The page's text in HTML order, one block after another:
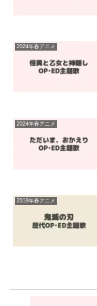
2024年春アニメ
2024年春アニメ
2019年春アニメ